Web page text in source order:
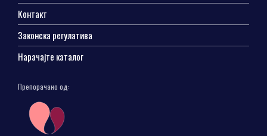
Контакт
Законска регулатива
Нарачајте каталог
Препорачано од: